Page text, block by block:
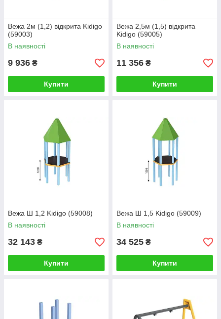
Вежа 2м (1,2) відкрита Kidigo
(59003)
В наявності
9 936 ₴
Купити
Вежа 2,5м (1,5) відкрита
Kidigo (59005)
В наявності
11 356 ₴
Купити
Вежа Ш 1,2 Kidigo (59008)
В наявності
32 143 ₴
Купити
Вежа Ш 1,5 Kidigo (59009)
В наявності
34 525 ₴
Купити